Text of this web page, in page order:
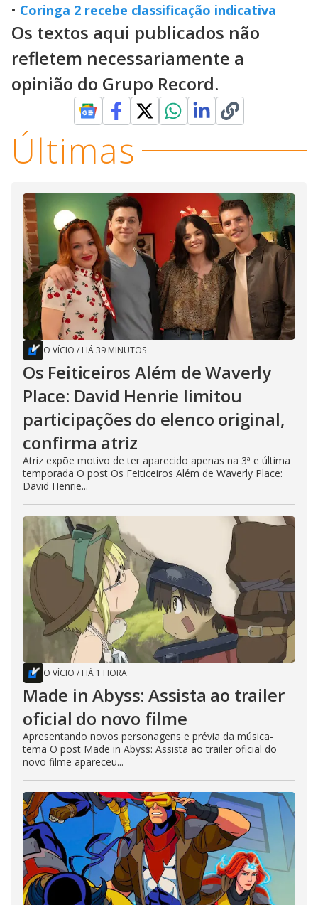
• Coringa 2 recebe classificação indicativa
Os textos aqui publicados não
refletem necessariamente a
opinião do Grupo Record.
Últimas
O VÍCIO / HÁ 39 MINUTOS
Os Feiticeiros Além de Waverly
Place: David Henrie limitou
participações do elenco original,
confirma atriz
Atriz expõe motivo de ter aparecido apenas na 3ª e última
temporada O post Os Feiticeiros Além de Waverly Place:
David Henrie...
O VÍCIO / HÁ 1 HORA
Made in Abyss: Assista ao trailer
oficial do novo filme
Apresentando novos personagens e prévia da música-
tema O post Made in Abyss: Assista ao trailer oficial do
novo filme apareceu...